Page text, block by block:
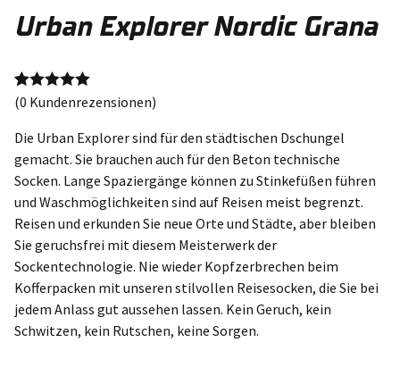
Urban Explorer Nordic Grana
Bewertet mit
basierend
auf
1
Kundenbewertung
(0 Kundenrezensionen)
Die Urban Explorer sind für den städtischen Dschungel
gemacht. Sie brauchen auch für den Beton technische
Socken. Lange Spaziergänge können zu Stinkefüßen führen
und Waschmöglichkeiten sind auf Reisen meist begrenzt.
Reisen und erkunden Sie neue Orte und Städte, aber bleiben
Sie geruchsfrei mit diesem Meisterwerk der
Sockentechnologie. Nie wieder Kopfzerbrechen beim
Kofferpacken mit unseren stilvollen Reisesocken, die Sie bei
jedem Anlass gut aussehen lassen. Kein Geruch, kein
Schwitzen, kein Rutschen, keine Sorgen.